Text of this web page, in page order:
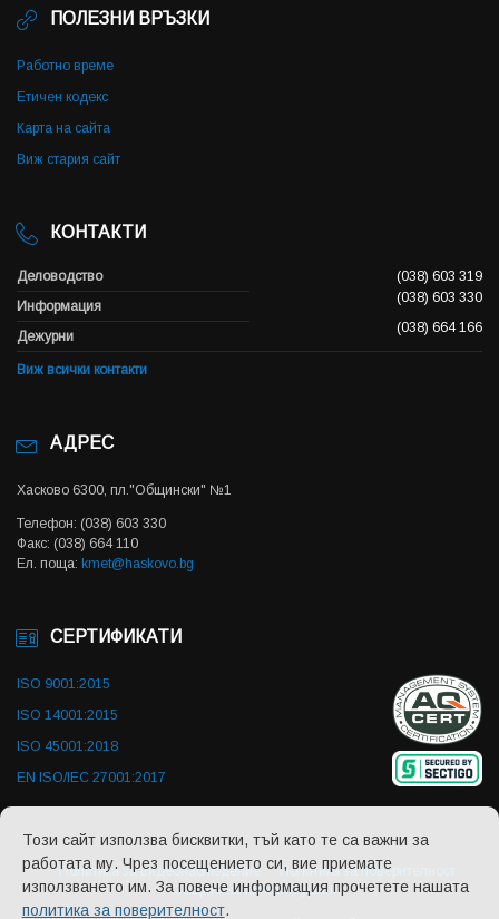
ПОЛЕЗНИ ВРЪЗКИ
Работно време
Етичен кодекс
Карта на сайта
Виж стария сайт
КОНТАКТИ
Деловодство
(038) 603 319
Информация
(038) 603 330
Дежурни
(038) 664 166
Виж всички контакти
АДРЕС
Хасково 6300, пл."Общински" №1
Телефон: (038) 603 330
Факс: (038) 664 110
Ел. поща: kmet@haskovo.bg
СЕРТИФИКАТИ
ISO 9001:2015
ISO 14001:2015
ISO 45001:2018
EN ISO/IEC 27001:2017
Политика за видеонаблюдение
Политика за поверителност
Защита на личните данни
Този сайт използва бисквитки, тъй като те са важни за
работата му. Чрез посещението си, вие приемате
използването им. За повече информация прочетете нашата
политика за поверителност.